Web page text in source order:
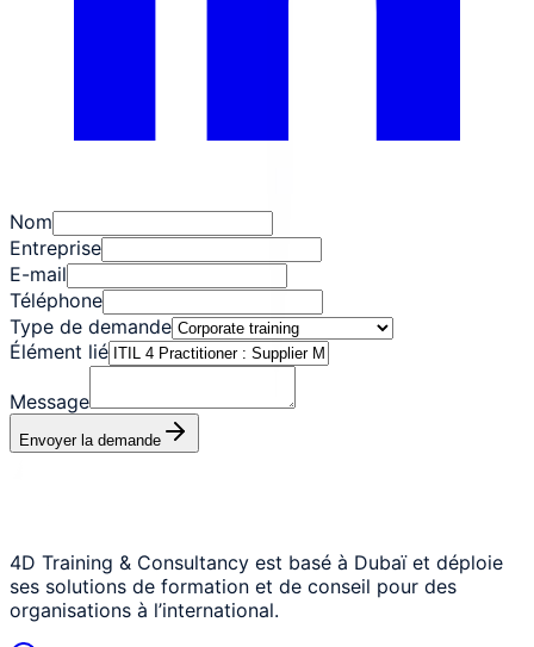
Nom
Entreprise
E-mail
Téléphone
Type de demande
Élément lié
Message
Envoyer la demande
4D Training & Consultancy est basé à Dubaï et déploie
ses solutions de formation et de conseil pour des
organisations à l’international.